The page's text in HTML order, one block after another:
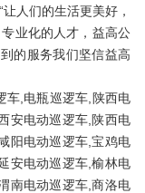
人们的生活更美好，
业化的人才，益高公
的服务我们坚信益高
,电瓶巡逻车,陕西电
安电动巡逻车,陕西电
阳电动巡逻车,宝鸡电
安电动巡逻车,榆林电
南电动巡逻车,商洛电